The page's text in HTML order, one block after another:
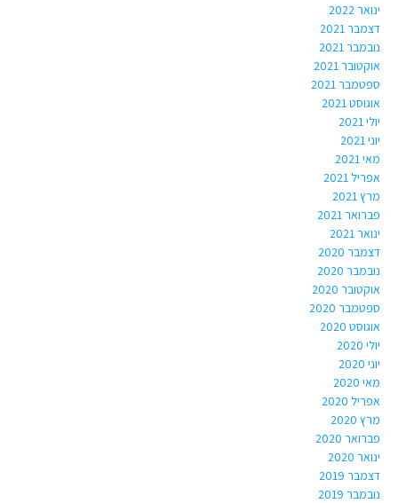
ינואר 2022
דצמבר 2021
נובמבר 2021
אוקטובר 2021
ספטמבר 2021
אוגוסט 2021
יולי 2021
יוני 2021
מאי 2021
אפריל 2021
מרץ 2021
פברואר 2021
ינואר 2021
דצמבר 2020
נובמבר 2020
אוקטובר 2020
ספטמבר 2020
אוגוסט 2020
יולי 2020
יוני 2020
מאי 2020
אפריל 2020
מרץ 2020
פברואר 2020
ינואר 2020
דצמבר 2019
נובמבר 2019